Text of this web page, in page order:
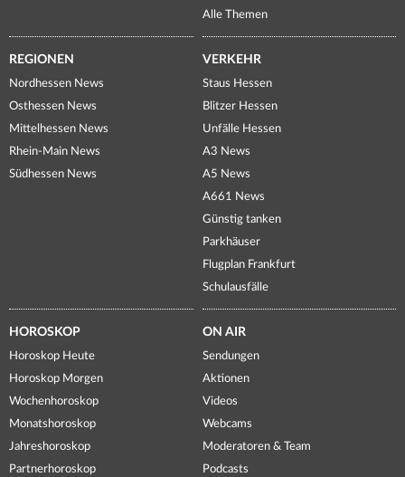
Alle Themen
REGIONEN
Nordhessen News
Osthessen News
Mittelhessen News
Rhein-Main News
Südhessen News
VERKEHR
Staus Hessen
Blitzer Hessen
Unfälle Hessen
A3 News
A5 News
A661 News
Günstig tanken
Parkhäuser
Flugplan Frankfurt
Schulausfälle
HOROSKOP
Horoskop Heute
Horoskop Morgen
Wochenhoroskop
Monatshoroskop
Jahreshoroskop
Partnerhoroskop
ON AIR
Sendungen
Aktionen
Videos
Webcams
Moderatoren & Team
Podcasts